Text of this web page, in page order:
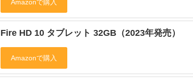
Fire HD 10 タブレット 32GB（2023年発売）